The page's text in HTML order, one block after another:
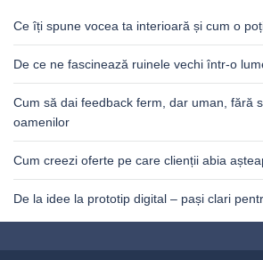
Ce îți spune vocea ta interioară și cum o
De ce ne fascinează ruinele vechi într-o
Cum să dai feedback ferm, dar uman, fără
oamenilor
Cum creezi oferte pe care clienții abia
De la idee la prototip digital – pași clari